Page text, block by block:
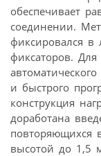
обеспечивает
соединении.
фиксировался в
фиксаторов.
и быстрого
конструкция
доработана
повторяющихся
высотой до 1,5